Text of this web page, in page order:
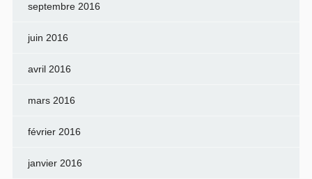
septembre 2016
juin 2016
avril 2016
mars 2016
février 2016
janvier 2016